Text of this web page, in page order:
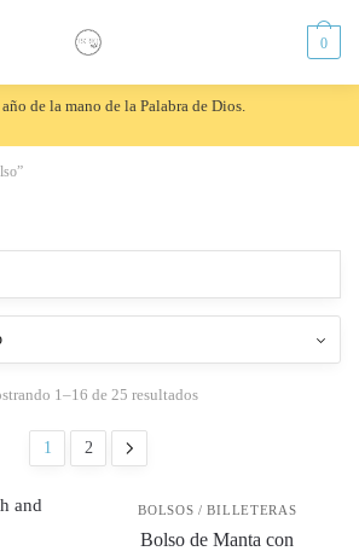
0
de la mano de la Palabra de Dios.
1–16 de 25 resultados
1 2
BOLSOS / BILLETERAS
Bolso de Manta con